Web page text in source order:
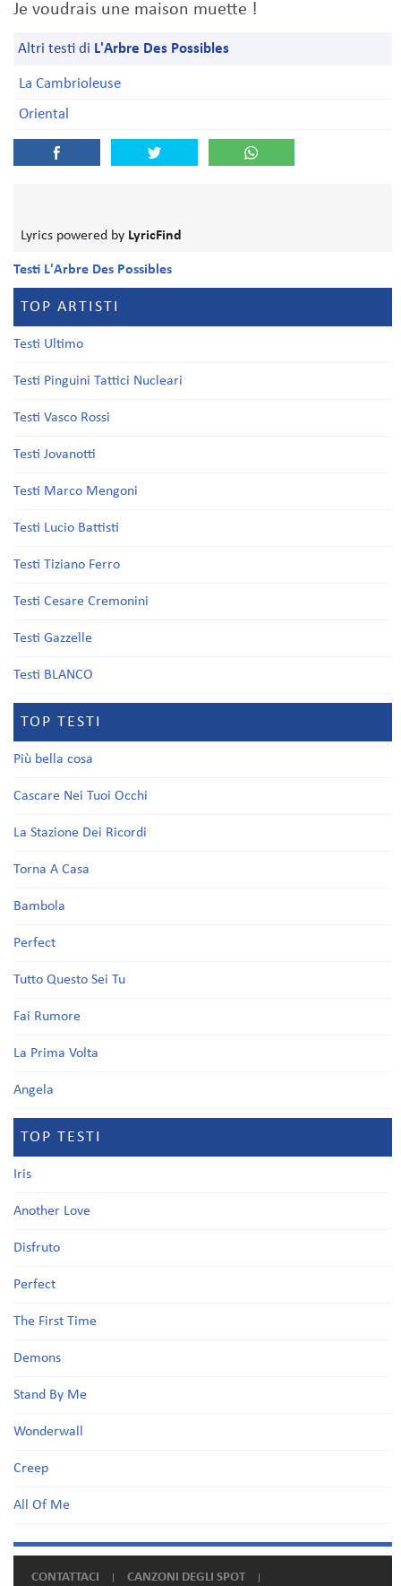
Je voudrais une maison muette !
Altri testi di L'Arbre Des Possibles
La Cambrioleuse
Oriental
Lyrics powered by LyricFind
Testi L'Arbre Des Possibles
TOP ARTISTI
Testi Ultimo
Testi Pinguini Tattici Nucleari
Testi Vasco Rossi
Testi Jovanotti
Testi Marco Mengoni
Testi Lucio Battisti
Testi Tiziano Ferro
Testi Cesare Cremonini
Testi Gazzelle
Testi BLANCO
TOP TESTI
Più bella cosa
Cascare Nei Tuoi Occhi
La Stazione Dei Ricordi
Torna A Casa
Bambola
Perfect
Tutto Questo Sei Tu
Fai Rumore
La Prima Volta
Angela
TOP TESTI
Iris
Another Love
Disfruto
Perfect
The First Time
Demons
Stand By Me
Wonderwall
Creep
All Of Me
CONTATTACI CANZONI DEGLI SPOT